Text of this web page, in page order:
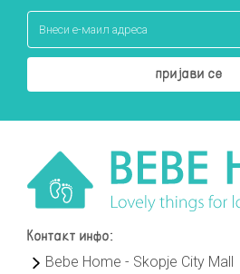
Контакт инфо:
Bebe Home - Skopje City Mall